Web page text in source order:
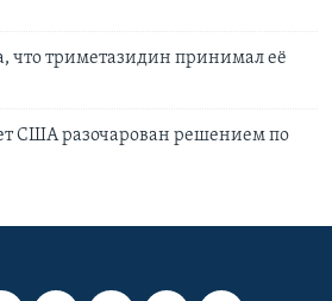
что триметазидин принимал её
США разочарован решением по